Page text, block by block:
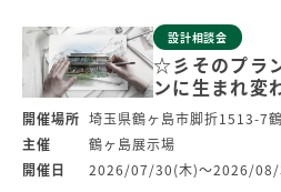
設計相談会
☆彡そのプラ
ンに生まれ変
開催場所 埼玉県鶴ヶ島市脚折1513-7
主催
鶴ヶ島展示場
開催日
2026/07/30(木)～2026/08/